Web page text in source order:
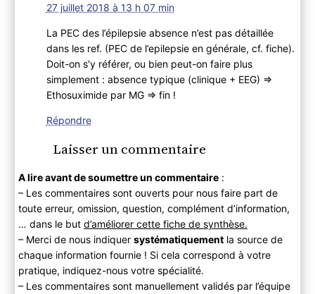
27 juillet 2018 à 13 h 07 min
La PEC des l’épilepsie absence n’est pas détaillée
dans les ref. (PEC de l’epilepsie en générale, cf. fiche).
Doit-on s’y référer, ou bien peut-on faire plus
simplement : absence typique (clinique + EEG) =>
Ethosuximide par MG => fin !
Répondre
Laisser un commentaire
A lire avant de soumettre un commentaire:
– Les commentaires sont ouverts pour nous faire part de
toute erreur, omission, question, complément d’information,
… dans le but d’améliorer cette fiche de synthèse.
– Merci de nous indiquer systématiquementla source de
chaque information fournie ! Si cela correspond à votre
pratique, indiquez-nous votre spécialité.
– Les commentaires sont manuellement validés par l’équipe